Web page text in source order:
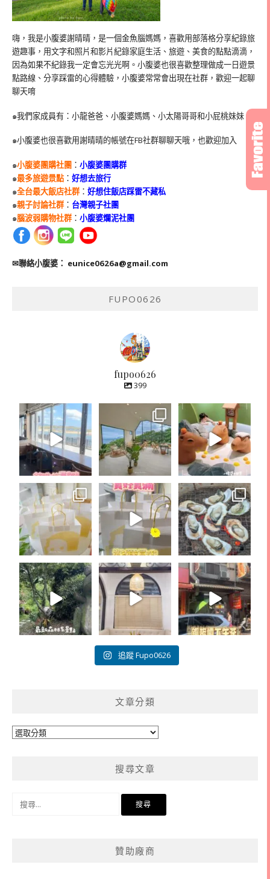
嗨，我是小腹婆謝晴晴，是一個金魚腦媽媽，喜歡用部落格分享紀錄旅
遊趣事，用文字和照片和影片紀錄家庭生活、旅遊、美食的點點滴滴，
因為如果不紀錄我一定會忘光光啊。小腹婆也很喜歡整理做成一日遊景
點路線、分享踩雷的心得體驗，小腹婆常常會出現在社群，歡迎一起聊
聊天唷
๑我們家成員有：小龍爸爸、小腹婆媽媽、小太陽哥哥和小屁桃妹妹
๑小腹婆也很喜歡用謝晴晴的帳號在FB社群聊聊天哦，也歡迎加入
๑小腹婆團購社團 ： 小腹婆團購群
๑最多旅遊景點： 好想去旅行
๑全台最大飯店社群： 好想住飯店踩雷不藏私
๑親子討論社群： 台灣親子社團
๑腦波弱購物社群： 小腹婆爛泥社團
✉聯絡小腹婆： eunice0626a@gmail.com
FUPO0626
fupo0626
399
追蹤 Fupo0626
文章分類
文
搜尋文章
贊助廠商